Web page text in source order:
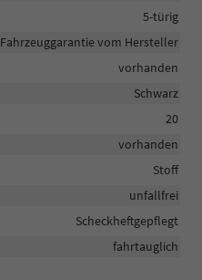
5-türig
Fahrzeuggarantie vom Hersteller
vorhanden
Schwarz
20
vorhanden
Stoff
unfallfrei
Scheckheftgepflegt
fahrtauglich